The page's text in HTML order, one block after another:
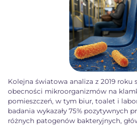
Kolejna światowa analiza z 2019 roku
obecności mikroorganizmów na
pomieszczeń, w tym biur, toalet i
badania wykazały 75% pozytywnych
różnych patogenów bakteryjnych,